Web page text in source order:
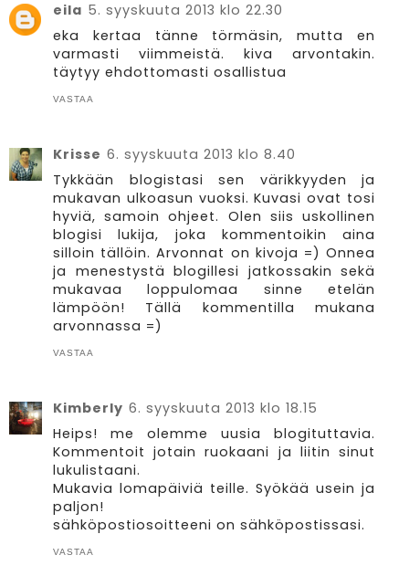
eila 5. syyskuuta 2013 klo 22.30
eka kertaa tänne törmäsin, mutta en
varmasti viimmeistä. kiva arvontakin.
täytyy ehdottomasti osallistua
VASTAA
Krisse 6. syyskuuta 2013 klo 8.40
Tykkään blogistasi sen värikkyyden ja
mukavan ulkoasun vuoksi. Kuvasi ovat tosi
hyviä, samoin ohjeet. Olen siis uskollinen
blogisi lukija, joka kommentoikin aina
silloin tällöin. Arvonnat on kivoja =) Onnea
ja menestystä blogillesi jatkossakin sekä
mukavaa loppulomaa sinne etelän
lämpöön! Tällä kommentilla mukana
arvonnassa =)
VASTAA
Kimberly 6. syyskuuta 2013 klo 18.15
Heips! me olemme uusia blogituttavia.
Kommentoit jotain ruokaani ja liitin sinut
lukulistaani.
Mukavia lomapäiviä teille. Syökää usein ja
paljon!
sähköpostiosoitteeni on sähköpostissasi.
VASTAA